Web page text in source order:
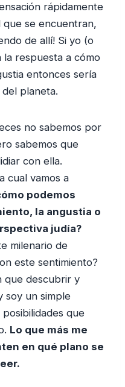
rápidamente
se encuentran,
de allí! Si yo (o
respuesta a cómo
entonces sería
planeta.
no sabemos por
sabemos que
con ella.
cual vamos a
podemos
la angustia o
judía?
milenario de
este sentimiento?
que descubrir y
soy un simple
que
Lo que más me
en qué plano se